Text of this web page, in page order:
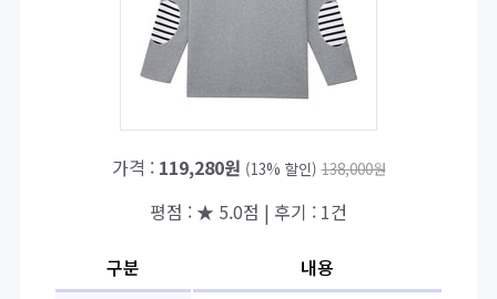
가격 : 119,280원 (13% 할인) 138,000원
평점 : ★ 5.0점 | 후기 : 1건
구분
내용